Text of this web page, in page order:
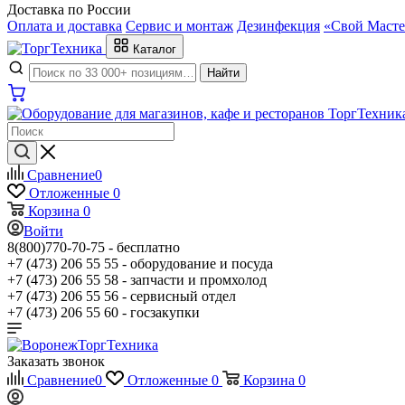
Доставка по России
Оплата и доставка Сервис и монтаж Дезинфекция «Свой
Каталог
Найти
Сравнение0
Отложенные 0
Корзина 0
Войти
8(800)770-70-75 - бесплатно
+7 (473) 206 55 55 - оборудование и посуда
+7 (473) 206 55 58 - запчасти и промхолод
+7 (473) 206 55 56 - сервисный отдел
+7 (473) 206 55 60 - госзакупки
Заказать звонок
Сравнение0 Отложенные 0 Корзина 0